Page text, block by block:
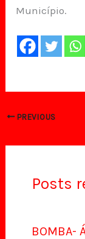
Município.
PREVIOUS
Posts
BOMBA-